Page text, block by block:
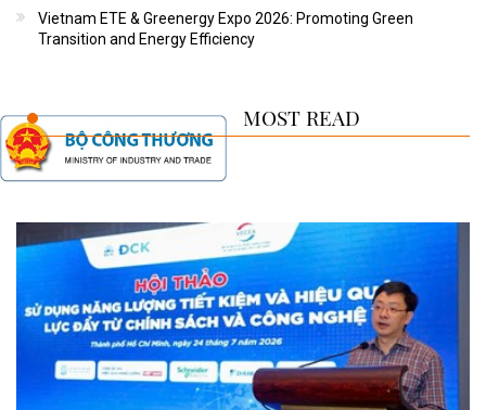
Vietnam ETE & Greenergy Expo 2026: Promoting Green
Transition and Energy Efficiency
MOST READ